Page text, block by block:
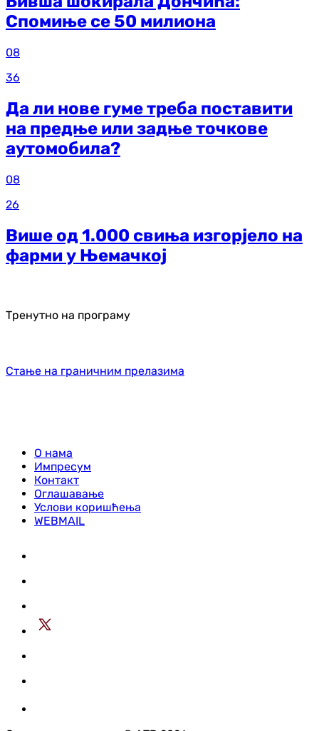
Спомиње се 50 милиона
08
36
Да ли нове гуме треба поставити
на предње или задње точкове
аутомобила?
08
26
Више од 1.000 свиња изгорјело на
фарми у Њемачкој
Тренутно на програму
Стање на граничним прелазима
О нама
Импресум
Контакт
Оглашавање
Услови коришћења
WEBMAIL